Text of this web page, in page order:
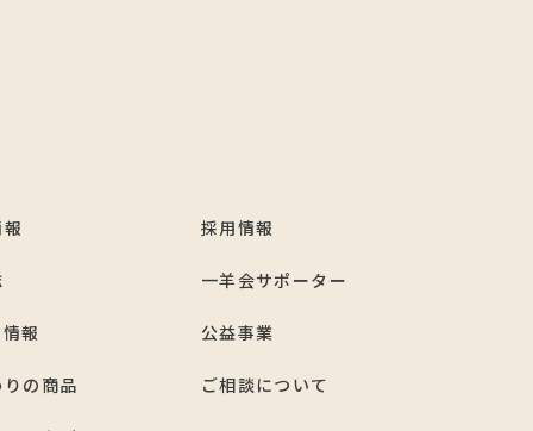
報
の商品
採用情報
一羊会サポーター
公益事業
ご相談について